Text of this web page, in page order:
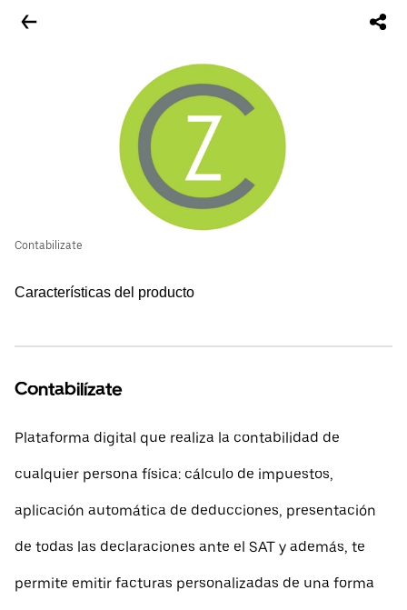
Contabilizate
Características del producto
Contabilízate
Plataforma digital que realiza la contabilidad de
cualquier persona física: cálculo de impuestos,
aplicación automática de deducciones, presentación
de todas las declaraciones ante el SAT y además, te
permite emitir facturas personalizadas de una forma